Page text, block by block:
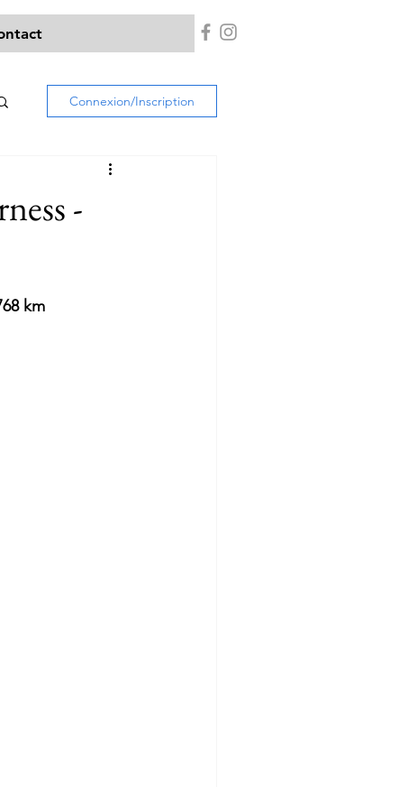
Connexion/Inscription
-
km